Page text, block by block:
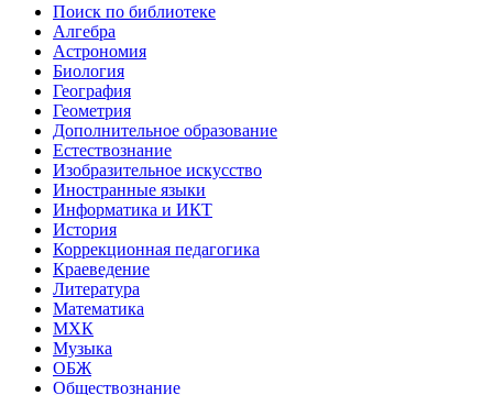
Поиск по библиотеке
Алгебра
Астрономия
Биология
География
Геометрия
Дополнительное образование
Естествознание
Изобразительное искусство
Иностранные языки
Информатика и ИКТ
История
Коррекционная педагогика
Краеведение
Литература
Математика
МХК
Музыка
ОБЖ
Обществознание